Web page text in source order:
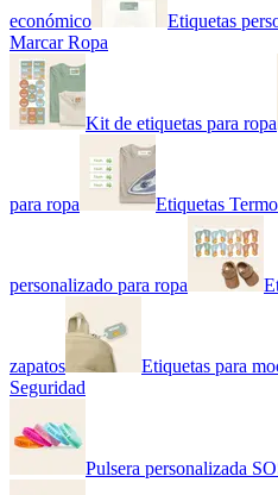
económico
Etiquetas
Marcar Ropa
Kit de etiquetas para ropa
para ropa Etiquetas
personalizado para ropa
zapatos
Etiquetas para
Seguridad
Pulsera personalizada